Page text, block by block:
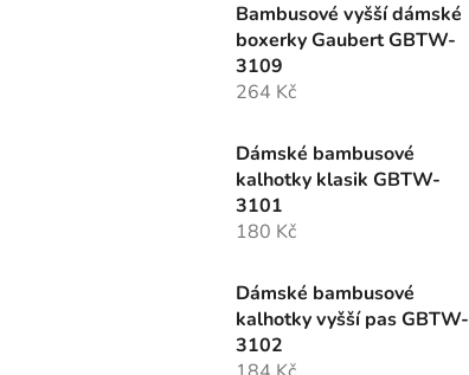
Bambusové vyšší dámské
boxerky Gaubert GBTW-
3109
264 Kč
Dámské bambusové
kalhotky klasik GBTW-
3101
180 Kč
Dámské bambusové
kalhotky vyšší pas GBTW-
3102